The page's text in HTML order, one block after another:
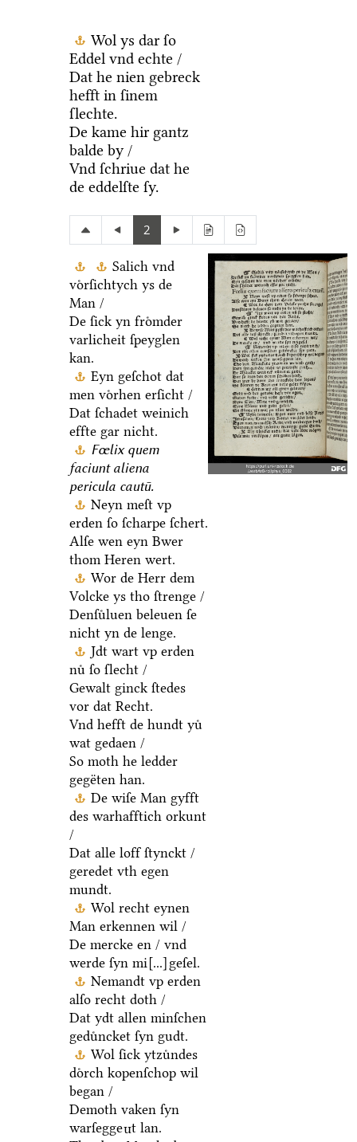
Wol ys dar ſo
Eddel vnd echte /
Dat he nien gebreck
hefft in ſinem
ſlechte.
De kame hir gantz
balde by /
Vnd ſchriue dat he
de eddelſte ſy.
2
Salich vnd
voͤrſichtych ys de
Man /
De ſick yn froͤmder
varlicheit ſpeyglen
kan.
Eyn geſchot dat
men voͤrhen erſicht /
Dat ſchadet weinich
effte gar nicht.
Fœlix quem
faciunt aliena
pericula cautū.
Neyn meſt vp
erden ſo ſcharpe ſchert.
Alſe wen eyn Bwer
thom Heren wert.
Wor de Herr dem
Volcke ys tho ſtrenge /
Denſuͤluen beleuen ſe
nicht yn de lenge.
Jdt wart vp erden
nuͤ ſo ſlecht /
Gewalt ginck ſtedes
vor dat Recht.
Vnd hefft de hundt yuͤ
wat gedaen /
So moth he ledder
gegëten han.
De wiſe Man gyfft
des warhafftich orkunt
/
Dat alle loff ſtynckt /
geredet vth egen
mundt.
Wol recht eynen
Man erkennen wil /
De mercke en / vnd
werde ſyn mi [...] geſel.
Nemandt vp erden
alſo recht doth /
Dat ydt allen minſchen
geduͤncket ſyn gudt.
Wol ſick ytzuͤndes
doͤrch kopenſchop wil
began /
Demoth vaken ſyn
warſeggent lan.